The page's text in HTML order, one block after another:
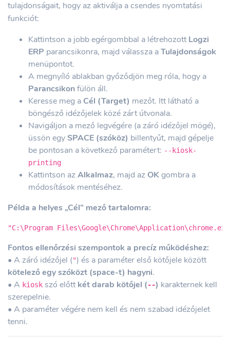
tulajdonságait, hogy az aktiválja a csendes nyomtatási
funkciót:
Kattintson a jobb egérgombbal a létrehozottLogzi
ERP parancsikonra, majd válassza aTulajdonságok
menüpontot.
A megnyíló ablakban győződjön meg róla, hogy a
Parancsikonfülön áll.
Keresse meg a Cél (Target) mezőt. Itt látható a
böngésző idézőjelek közé zárt útvonala.
Navigáljon a mező legvégére (a záró idézőjel mögé),
üssön egySPACE (szóköz) billentyűt, majd gépelje
be pontosan a következő paramétert: --kiosk-
printing
Kattintson azAlkalmaz, majd az OK gombra a
módosítások mentéséhez.
Példa a helyes „Cél” mező tartalomra:
"C:\Program
Fontos ellenőrzési szempontok a precíz működéshez:
• A záró idézőjel (") és a paraméter első kötőjele között
kötelező egy szóközt (space-t) hagyni.
• A kiosk szó előttkét darab kötőjel (--) karakternek kell
szerepelnie.
• A paraméter végére nem kell és nem szabad idézőjelet
tenni.